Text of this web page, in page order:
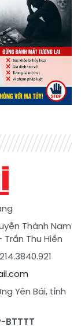
Thành Nam
Trần Thu Hiền
Yên Bái, tỉnh
BTTTT